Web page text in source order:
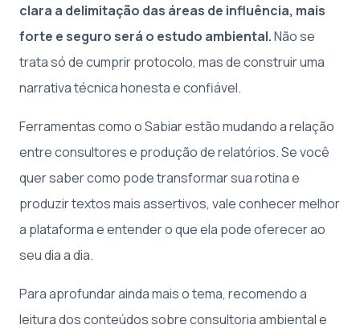
clara a delimitação das áreas de influência, mais
forte e seguro será o estudo ambiental.Não se
trata só de cumprir protocolo, mas de construir uma
narrativa técnica honesta e confiável.
Ferramentas como o Sabiar estão mudando a relação
entre consultores e produção de relatórios. Se você
quer saber como pode transformar sua rotina e
produzir textos mais assertivos, vale conhecer melhor
a plataforma e entender o que ela pode oferecer ao
seu dia a dia.
Para aprofundar ainda mais o tema, recomendo a
leitura dos conteúdos sobre consultoria ambiental e